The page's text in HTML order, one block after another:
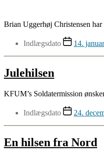
Brian Uggerhøj Christensen
Indlægsdato 14.
Julehilsen
KFUM’s Soldatermission
Indlægsdato 24.
En hilsen fra Nord